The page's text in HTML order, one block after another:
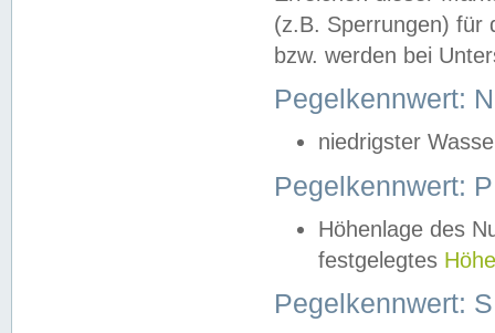
(z.B. Sperrungen) für
bzw. werden bei
Pegelkennwert:
niedrigster
Pegelkennwert:
Höhenlage des
festgelegtes
Pegelkennwert: